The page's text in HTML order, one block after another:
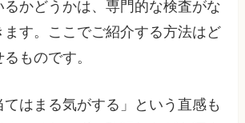
るかどうかは、専門的な検査がな
ます。ここでご紹介する方法はど
ものです。
てはまる気がする」という直感も